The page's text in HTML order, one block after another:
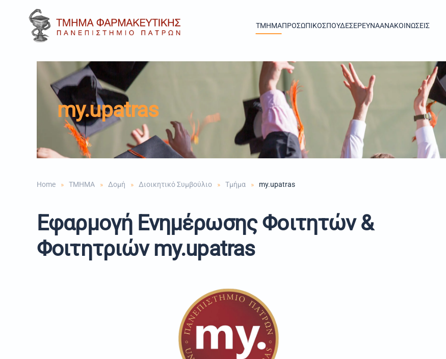
Skip to main content TMHMAΠΡΟΣΩΠΙΚΟΣΠΟΥΔΕΣΕΡΕΥΝΑΑΝΑΚΟΙΝΩΣΕΙΣ
my.upatras
Home TMHMA Δομή Διοικητικό Συμβούλιο Τμήμα my.upatras
Εφαρμογή Ενημέρωσης Φοιτητών &
Φοιτητριώνmy.upatras